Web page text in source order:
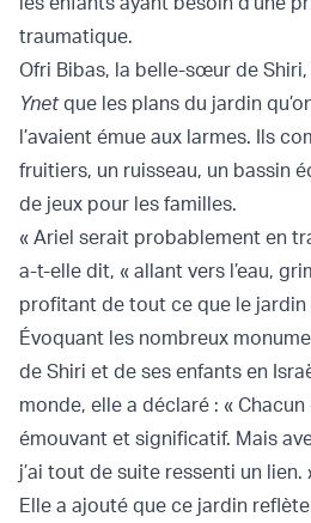
traumatique.
Ofri Bibas, la belle-sœur de
Ynetque les plans du jardin
l’avaient émue aux larmes. Ils
fruitiers, un ruisseau, un bassin
de jeux pour les familles.
« Ariel serait probablement en
a-t-elle dit, « allant vers l’eau,
profitant de tout ce que le jardin
Évoquant les nombreux
de Shiri et de ses enfants en
monde, elle a déclaré : « Chacun
émouvant et significatif. Mais
j’ai tout de suite ressenti un lien.
Elle a ajouté que ce jardin